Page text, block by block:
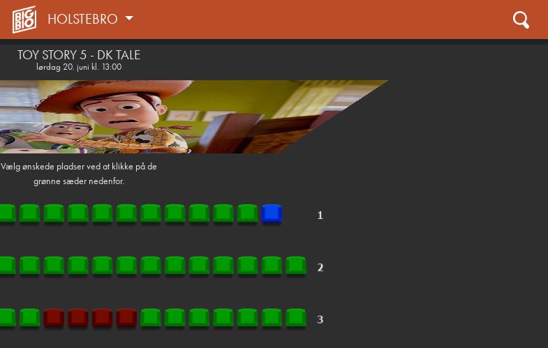
HOLSTEBRO
TOY STORY 5 - DK TALE
lørdag 20. juni kl. 13:00
Vælg ønskede pladser ved at klikke på de
grønne sæder nedenfor.
1step-front02 120718